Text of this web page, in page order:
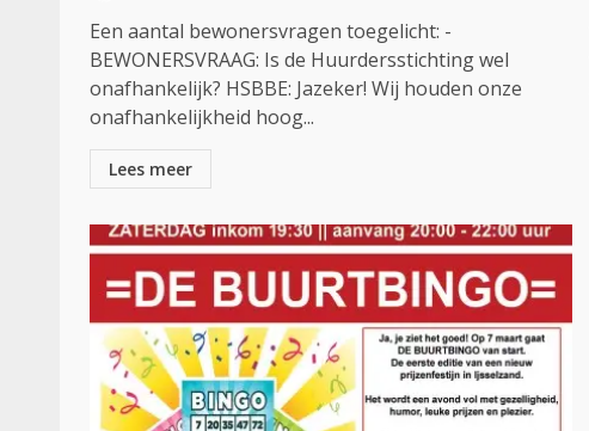
Een aantal bewonersvragen toegelicht: -
BEWONERSVRAAG: Is de Huurdersstichting wel
onafhankelijk? HSBBE: Jazeker! Wij houden onze
onafhankelijkheid hoog...
Lees meer